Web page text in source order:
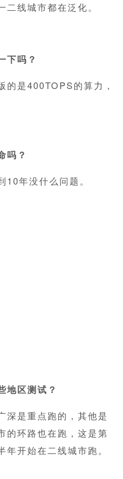
线城市都在泛化。
下吗？
的是400TOPS的算力，
吗？
10年没什么问题。
地区测试？
深是重点跑的，其他是
的环路也在跑，这是第
开始在二线城市跑。